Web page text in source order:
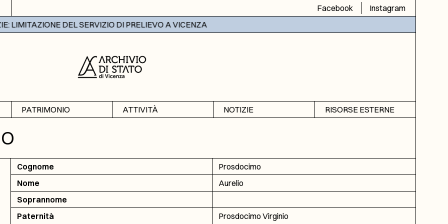
Facebook
Instagram
LIMITAZIONE DEL SERVIZIO DI PRELIEVO A VICENZA
PATRIMONIO
ATTIVITÀ
NOTIZIE
RISORSE ESTERNE
DGA
ICAR
Cognome
Prosdocimo
Nome
Aurelio
Soprannome
Paternità
Prosdocimo Virginio